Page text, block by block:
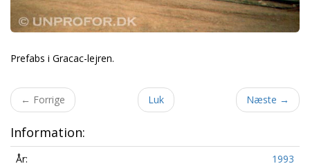
Prefabs i Gracac-lejren.
← Forrige Luk Næste →
Information:
År:
1993